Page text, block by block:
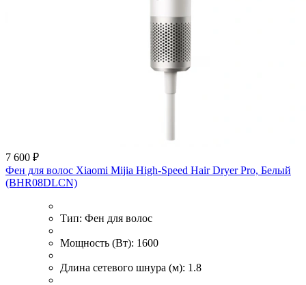
7 600 ₽
Фен для волос Xiaomi Mijia High-Speed Hair Dryer Pro, Белый
(BHR08DLCN)
Тип: Фен для волос
Мощность (Вт): 1600
Длина сетевого шнура (м): 1.8